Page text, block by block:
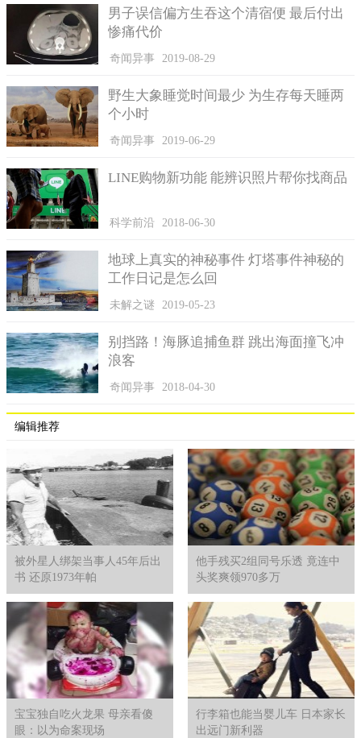
男子误信偏方生吞这个清宿便 最后付出
惨痛代价
奇闻异事 2019-08-29
野生大象睡觉时间最少 为生存每天睡两
个小时
奇闻异事 2019-06-29
LINE购物新功能 能辨识照片帮你找商品
科学前沿 2018-06-30
地球上真实的神秘事件 灯塔事件神秘的
工作日记是怎么回
未解之谜 2019-05-23
别挡路！海豚追捕鱼群 跳出海面撞飞冲
浪客
奇闻异事 2018-04-30
编辑推荐
被外星人绑架当事人45年后出
书 还原1973年帕
他手残买2组同号乐透 竟连中
头奖爽领970多万
宝宝独自吃火龙果 母亲看傻
眼：以为命案现场
行李箱也能当婴儿车 日本家长
出远门新利器